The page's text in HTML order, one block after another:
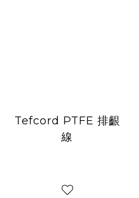
Tefcord PTFE 排齦
線